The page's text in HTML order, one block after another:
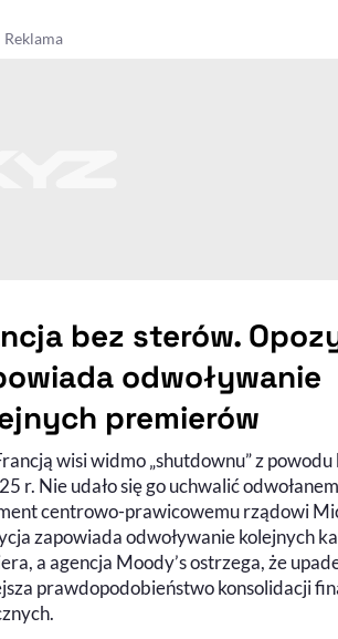
bez sterów.
odwoływanie
premierów
wisi widmo „shutdownu” z
r. Nie udało się go uchwalić
centrowo-prawicowemu rządowi
zapowiada odwoływanie kolejnych
a agencja Moody’s ostrzega, że
prawdopodobieństwo konsolidacji